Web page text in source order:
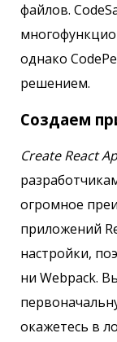
файлов.
однако
решением.
Создаем
Create React
огромное
приложений
настройки,
ни Webpack.
окажетесь в